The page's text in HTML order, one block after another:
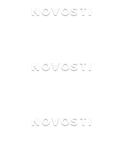
NOVOSTI
NOVOSTI
NOVOSTI